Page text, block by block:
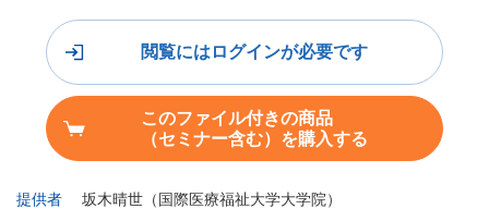
提供者
坂木晴世（国際医療福祉大学大学院）
閲覧にはログインが必要です
このファイル付きの商品
（セミナー含む）を購入する